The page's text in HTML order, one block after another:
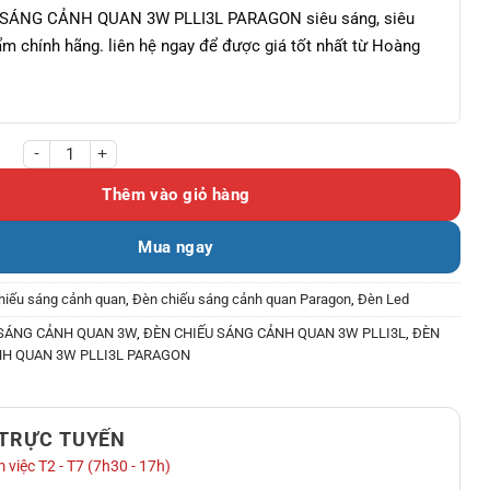
CẢNH QUAN 3W PLLI3L PARAGON siêu sáng, siêu
chính hãng. liên hệ ngay để được giá tốt nhất từ Hoàng
CẢNH QUAN 3W PLLI3L PARAGON số lượng
Thêm vào giỏ hàng
Mua ngay
sáng cảnh quan Đèn chiếu sáng cảnh quan Paragon Đèn Led
CẢNH QUAN 3W, ĐÈN CHIẾU SÁNG CẢNH QUAN 3W PLLI3L
ĐÈN
QUAN 3W PLLI3L PARAGON
TUYẾN
việc T2 - T7 (7h30 - 17h)